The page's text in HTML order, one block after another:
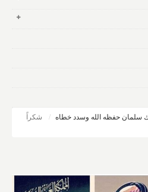
سلمان حفظه الله وسدد خطاه
شكراً